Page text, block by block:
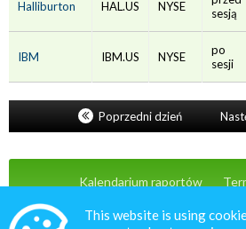
Halliburton HAL.US NYSE
sesją
IBM IBM.US NYSE
po
sesji
Poprzedni dzień
Kalendarium raportów
This website is using